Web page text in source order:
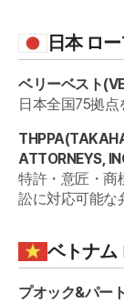
日本ロー
ベリーベスト(
日本全国75拠
THPPA(
ATTORNEYS,
特許・意匠・商
訟に対応可能な
ベトナム
プオック&パー